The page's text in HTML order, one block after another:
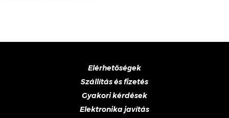
Elérhetőségek
Szállítás és fizetés
Gyakori kérdések
Elektronika javítás